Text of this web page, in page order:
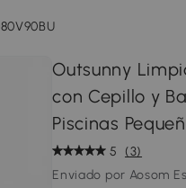
Outsunny
con Cepillo y
Piscinas
5
(3)
Enviado por Aosom